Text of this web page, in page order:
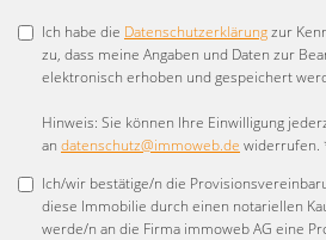
Ich habe die Datenschutzerklärungzur
zu, dass meine Angaben und Daten zur
elektronisch erhoben und gespeichert
Hinweis: Sie können Ihre Einwilligung
an datenschutz@immoweb.de widerrufen.
Ich/wir bestätige/n die
diese Immobilie durch einen notariellen
werde/n an die Firma immoweb AG eine